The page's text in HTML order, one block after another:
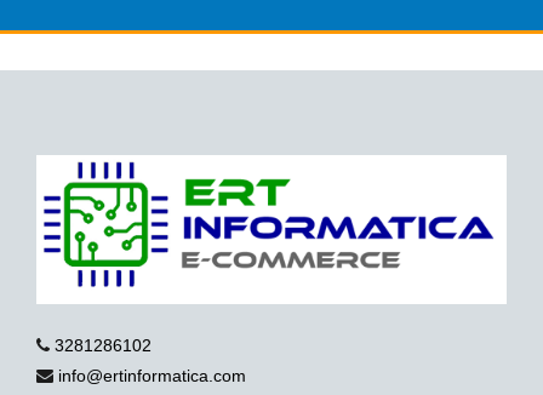
3281286102
info@ertinformatica.com